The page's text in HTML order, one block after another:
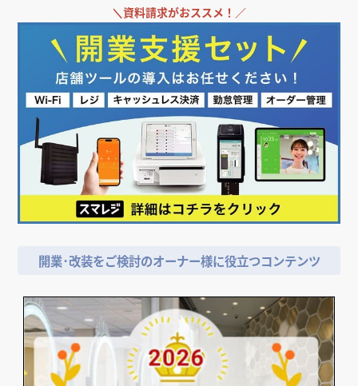
＼資料請求がおススメ！／
開業･改装をご検討のオーナー様に役立つコンテンツ